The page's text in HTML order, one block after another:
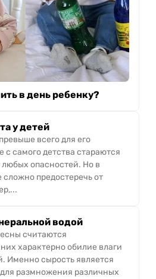
в день ребенку?
у детей
всего для его
с самого детства стараются
любых опасностей. Но в
предостеречь от
водой
считаются
характерно обилие влаги
Именно сырость является
размножения различных